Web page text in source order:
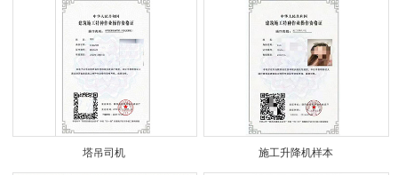
塔吊司机 施工升降机样本